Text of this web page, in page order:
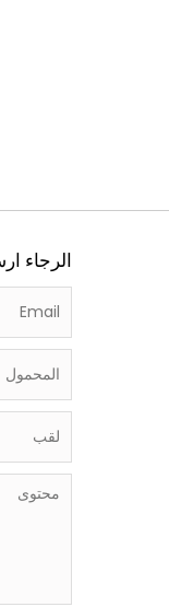
الرجاء